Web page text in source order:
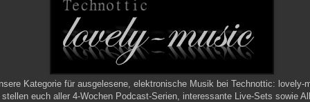
Kategorie für ausgelesene, elektronische Musik bei Technottic: lovely-
stellen euch aller 4-Wochen Podcast-Serien, interessante Live-Sets sowie